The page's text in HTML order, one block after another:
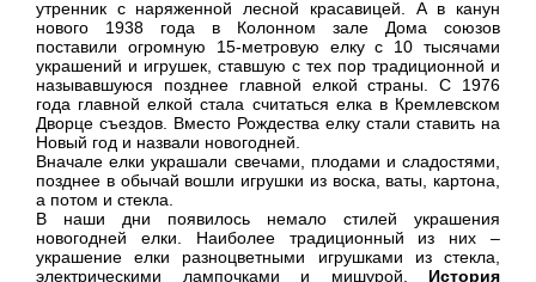
утренник с наряженной лесной красавицей. А в канун
нового 1938 года в Колонном зале Дома союзов
поставили огромную 15-метровую елку с 10 тысячами
украшений и игрушек, ставшую с тех пор традиционной и
называвшуюся позднее главной елкой страны. С 1976
года главной елкой стала считаться елка в Кремлевском
Дворце съездов. Вместо Рождества елку стали ставить на
Новый год и назвали новогодней.
Вначале елки украшали свечами, плодами и сладостями,
позднее в обычай вошли игрушки из воска, ваты, картона,
а потом и стекла.
В наши дни появилось немало стилей украшения
новогодней елки. Наиболее традиционный из них –
украшение елки разноцветными игрушками из стекла,
электрическими лампочками и мишурой. История